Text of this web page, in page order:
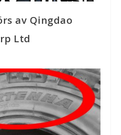
av Qingdao
Ltd